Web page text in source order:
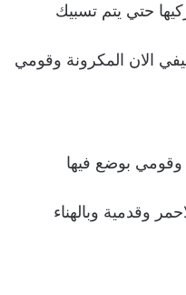
حتي يتم تسبيك
الان المكرونة وقومي
وقومي بوضع فيها
وقدمية وبالهناء